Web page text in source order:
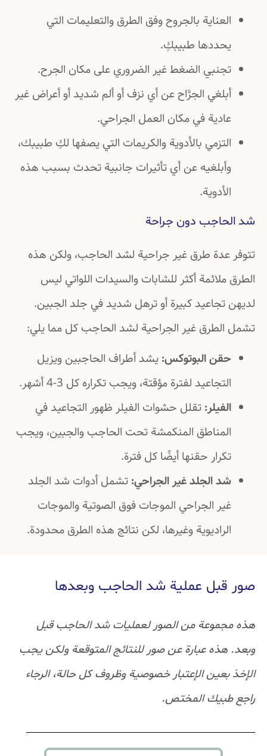
العناية بالجروح وفق الطرق والتعليمات التي
يحددها طبيبكِ.
تجنبي الضغط غير الضروري على مكان الجرح.
أبلغي الجرَّاح عن أي نزف أو ألم شديد أو أعراض غير
عادية في مكان العمل الجراحي.
التزمي بالأدوية والكريمات التي يصفها لكِ طبيبك،
وأبلغيه عن أي تأثيرات جانبية تحدث بسبب هذه
الأدوية.
شد الحاجب دون جراحة
تتوفر عدة طرق غير جراحية لشد الحاجب، ولكن هذه
الطرق ملائمة أكثر للشابات والسيدات اللواتي ليس
لديهن تجاعيد كبيرة أو ترهل شديد في جلد الجبين.
تشمل الطرق غير الجراحية لشد الحاجب كل مما يلي:
حقن البوتوكس: يشد أطراف الحاجبين ويزيل
التجاعيد لفترة مؤقتة، ويجب تكراره كل 3-4 أشهر.
الفيلر: تقلل حشوات الفيلر ظهور التجاعيد في
المناطق المنكمشة تحت الحاجب والجبين، ويجب
تكرار حقنها أيضًا كل فترة.
شد الجلد غير الجراحي: تشمل أدوات شد الجلد
غير الجراحي الموجات فوق الصوتية والموجات
الراديوية وغيرها، لكن نتائج هذه الطرق محدودة.
صور قبل عملية شد الحاجب وبعدها
هذه مجموعة من الصور لعمليات شد الحاجب قبل
وبعد. هذه عبارة عن صور للنتائج المتوقعة ولكن يجب
الإخذ بعين الإعتبار خصوصية وظروف كل حالة، الرجاء
راجع طبيك المختص.